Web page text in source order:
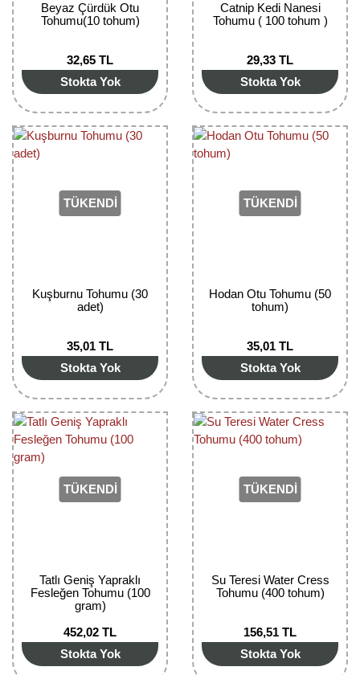
Beyaz Çürdük Otu
Tohumu(10 tohum)
32,65 TL
Stokta Yok
Catnip Kedi Nanesi
Tohumu ( 100 tohum )
29,33 TL
Stokta Yok
TÜKENDİ
Kuşburnu Tohumu (30
adet)
35,01 TL
Stokta Yok
TÜKENDİ
Hodan Otu Tohumu (50
tohum)
35,01 TL
Stokta Yok
TÜKENDİ
Tatlı Geniş Yapraklı
Fesleğen Tohumu (100
gram)
452,02 TL
Stokta Yok
TÜKENDİ
Su Teresi Water Cress
Tohumu (400 tohum)
156,51 TL
Stokta Yok